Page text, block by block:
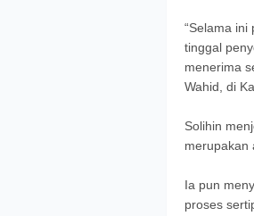
“Selama ini
tinggal
menerima
Wahid, di
Solihin
merupakan
Ia pun
proses